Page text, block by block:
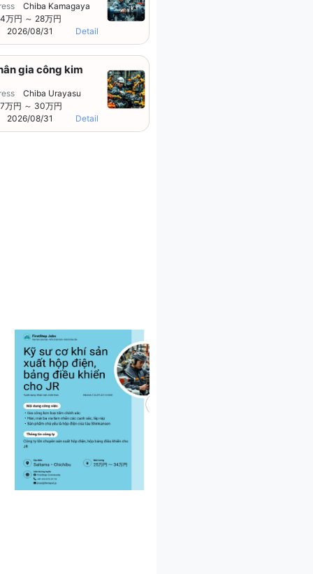
Chiba Kamagaya
万円 ～ 28万円
2026/08/31
Detail
gia công kim
Chiba Urayasu
万円 ～ 30万円
2026/08/31
Detail